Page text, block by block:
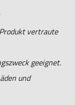
vertraute
geeignet.
und